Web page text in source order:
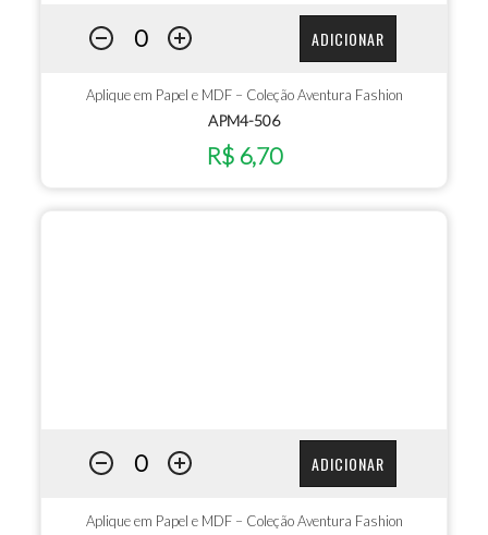
ADICIONAR
Aplique em Papel e MDF – Coleção Aventura Fashion
APM4-506
R$ 6,70
ADICIONAR
Aplique em Papel e MDF – Coleção Aventura Fashion